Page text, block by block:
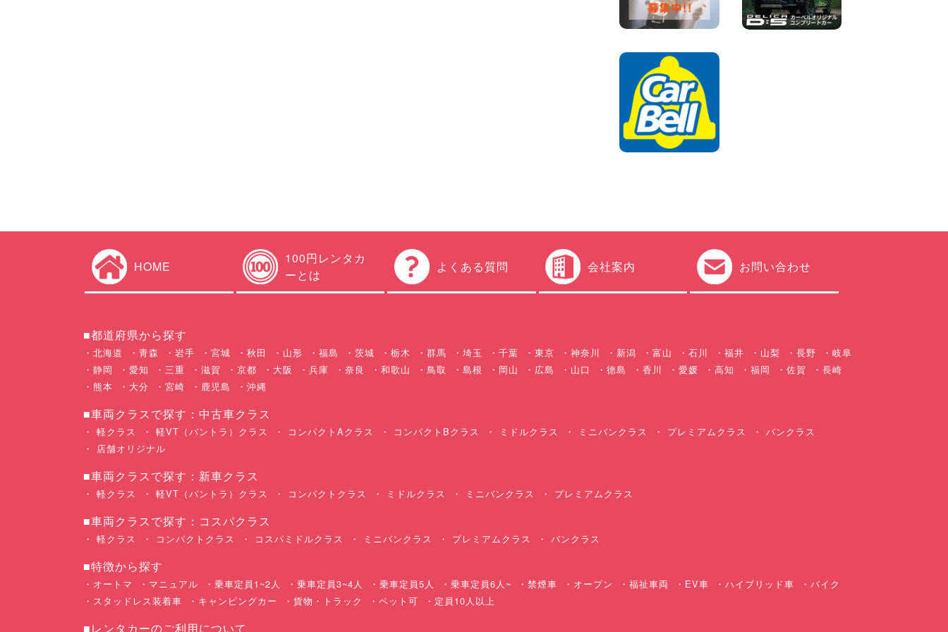
ちょっとそこまで。もっと気
軽に 埼玉県 西武秩父駅前店
圧倒的な存在感!【トヨタ・メ
ガクルーザー】を体感できる
チャンスです! 千葉県 千葉北
店
★五所川原の夏を100円レン
HOME
100円レンタカ
ーとは
よくある質問 会社案内 お問い合わせ
■都道府県から探す
北海道 青森 岩手 宮城 秋田 山形 福島 茨城 栃木 群馬 埼玉 千葉 東京 神奈川 新潟 富山 石川 福井 山梨 長野
岐阜
静岡
愛知 三重 滋賀 京都 大阪 兵庫 奈良 和歌山 鳥取 島根 岡山 広島 山口 徳島 香川 愛媛 高知 福岡 佐賀
長崎
熊本
大分 宮崎 鹿児島 沖縄
■車両クラスで探す：中古車クラス
軽クラス 軽VT（バントラ）クラス コンパクトAクラス コンパクトBクラス ミドルクラス ミニバンクラス プレミアムクラス
バンクラス
店舗オリジナル
■車両クラスで探す：新車クラス
軽クラス 軽VT（バントラ）クラス コンパクトクラス ミドルクラス ミニバンクラス プレミアムクラス
■車両クラスで探す：コスパクラス
軽クラス コンパクトクラス コスパミドルクラス ミニバンクラス プレミアムクラス バンクラス
■特徴から探す
オートマ マニュアル 乗車定員1~2人 乗車定員3~4人 乗車定員5人 乗車定員6人~ 禁煙車 オープン 福祉車両 EV車 ハイブリッド車
バイク
スタッドレス装着車
キャンピングカー 貨物・トラック ペット可 定員10人以上
■レンタカーのご利用について